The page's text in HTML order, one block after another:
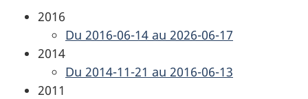
2016
Du 2016-06-14 au 2026-06-17
2014
Du 2014-11-21 au 2016-06-13
2011